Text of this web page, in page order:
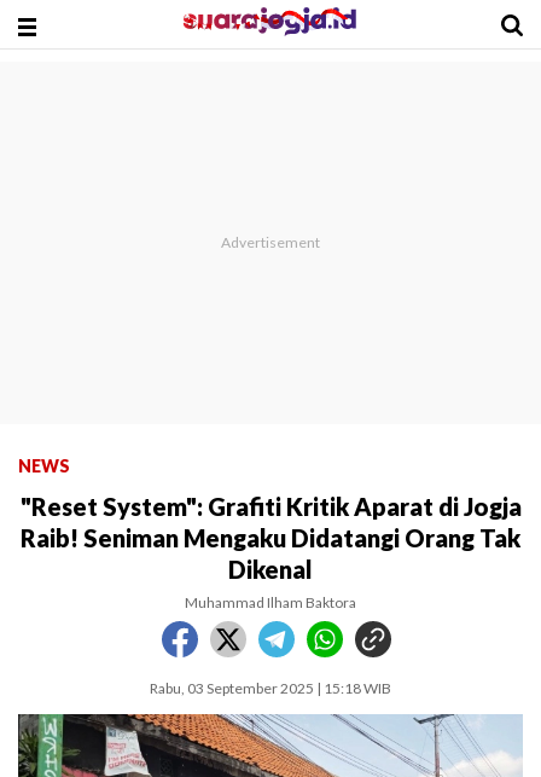
NEWS
"Reset System": Grafiti Kritik Aparat di Jogja
Raib! Seniman Mengaku Didatangi Orang Tak
Dikenal
Muhammad Ilham Baktora
Rabu, 03 September 2025 | 15:18 WIB